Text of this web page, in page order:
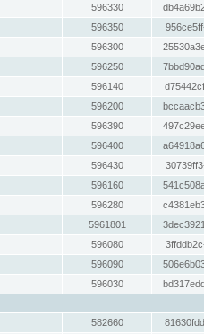
596330
596350
596300
596250
596140
596200
596390
596400
596430
596160
596280
5961801
596080
596090
596030
582660